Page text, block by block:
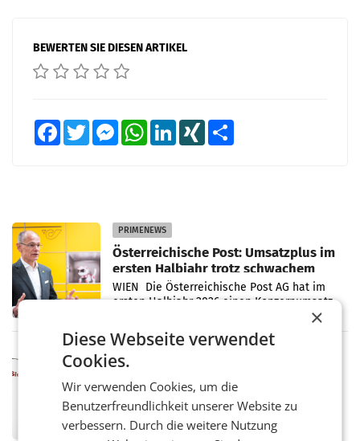
BEWERTEN SIE DIESEN ARTIKEL
FacebookTwitter MessengerWhatsAppLinkedInXING
PRIMENEWS
Österreichische Post: Umsatzplus im
ersten Halbjahr trotz schwachem
Briefgeschäft
WIEN Die Österreichische Post AG hat im
ersten Halbjahr 2026 einen Konzernumsatz
von 1.544,0 Mio. EUR erwirtschaftet, was
einem Plus von 3,8 Prozent gegenüber dem
Vergleichszeitraum
überraschend viel Gewinn
UNTERFÖHRING/MAILAND/AMSTERDAM. Der
Frühjahr dank Kostensenkungen operativ
×
Diese Webseite verwendet
Cookies.
Wir verwenden Cookies, um die
Benutzerfreundlichkeit unserer Website zu
verbessern. Durch die weitere Nutzung